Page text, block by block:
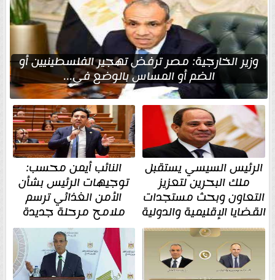
وزير الخارجية: مصر ترفض تهجير الفلسطينيين أو
الضم أو المساس بالوضع في...
الرئيس السيسي يستقبل
ملك البحرين لتعزيز
التعاون وبحث مستجدات
القضايا الإقليمية والدولية
النائب أيمن محسب:
توجيهات الرئيس بشأن
الأمن الغذائي ترسم
ملامح مرحلة جديدة